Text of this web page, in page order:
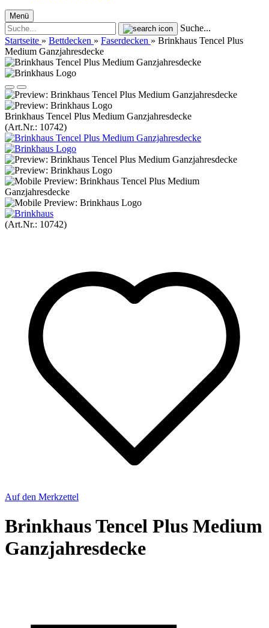
Menü
Suche...
Startseite » Bettdecken » Faserdecken » Brinkhaus Tencel Plus
Medium Ganzjahresdecke
Brinkhaus Tencel Plus Medium Ganzjahresdecke
(Art.Nr.: 10742)
(Art.Nr.: 10742)
Auf den Merkzettel
Brinkhaus Tencel Plus Medium
Ganzjahresdecke